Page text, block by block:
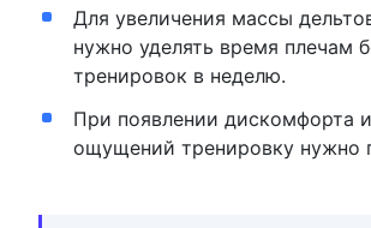
Для увеличения массы
нужно уделять время плечам
тренировок в неделю.
При появлении дискомфорта
ощущений тренировку нужно